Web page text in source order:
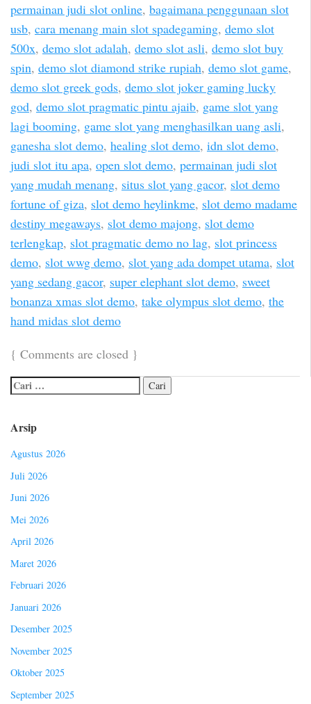
permainan judi slot online, bagaimana penggunaan slot
usb, cara menang main slot spadegaming, demo slot
500x, demo slot adalah, demo slot asli, demo slot buy
spin, demo slot diamond strike rupiah, demo slot game,
demo slot greek gods, demo slot joker gaming lucky
god, demo slot pragmatic pintu ajaib, game slot yang
lagi booming, game slot yang menghasilkan uang asli,
ganesha slot demo, healing slot demo, idn slot demo,
judi slot itu apa, open slot demo, permainan judi slot
yang mudah menang, situs slot yang gacor, slot demo
fortune of giza, slot demo heylinkme, slot demo madame
destiny megaways, slot demo majong, slot demo
terlengkap, slot pragmatic demo no lag, slot princess
demo, slot wwg demo, slot yang ada dompet utama, slot
yang sedang gacor, super elephant slot demo, sweet
bonanza xmas slot demo, take olympus slot demo, the
hand midas slot demo
{ Comments are closed }
Arsip
Agustus 2026
Juli 2026
Juni 2026
Mei 2026
April 2026
Maret 2026
Februari 2026
Januari 2026
Desember 2025
November 2025
Oktober 2025
September 2025